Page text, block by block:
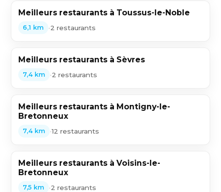
Meilleurs restaurants à Toussus-le-Noble
6,1 km •2 restaurants
Meilleurs restaurants à Sèvres
7,4 km •2 restaurants
Meilleurs restaurants à Montigny-le-
Bretonneux
7,4 km •12 restaurants
Meilleurs restaurants à Voisins-le-
Bretonneux
7,5 km •2 restaurants